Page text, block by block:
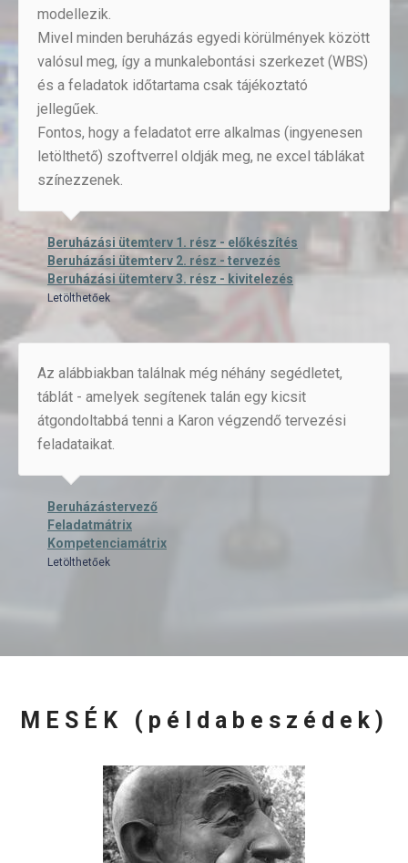
modellezik.
Mivel minden beruházás egyedi körülmények között
valósul meg, így a munkalebontási szerkezet (WBS)
és a feladatok időtartama csak tájékoztató
jellegűek.
Fontos, hogy a feladatot erre alkalmas (ingyenesen
letölthető) szoftverrel oldják meg, ne excel táblákat
színezzenek.
Beruházási ütemterv 1. rész - előkészítés
Beruházási ütemterv 2. rész - tervezés
Beruházási ütemterv 3. rész - kivitelezés
Letölthetőek
Az alábbiakban találnak még néhány segédletet,
táblát - amelyek segítenek talán egy kicsit
átgondoltabbá tenni a Karon végzendő tervezési
feladataikat.
Beruházástervező
Feladatmátrix
Kompetenciamátrix
Letölthetőek
MESÉK (példabeszédek)